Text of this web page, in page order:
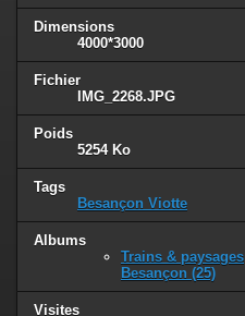
Dimensions
4000*3000
Fichier
IMG_2268.JPG
Poids
5254 Ko
Tags
Besançon Viotte
Albums
Trains & paysages
Besançon (25)
Visites